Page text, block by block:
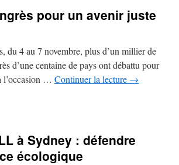
pour un avenir juste
du 4 au 7 novembre, plus d’un millier de
d’une centaine de pays ont débattu pour
l’occasion … Continuer la lecture →
à Sydney : défendre
écologique